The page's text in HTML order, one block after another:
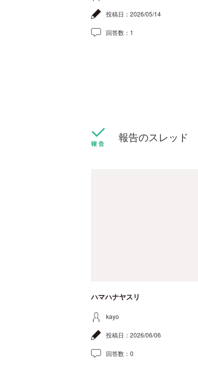
投稿日： 2026/05/14
回答数： 1
報告のスレッド
ハマハナヤスリ
kayo
投稿日： 2026/06/06
回答数： 0